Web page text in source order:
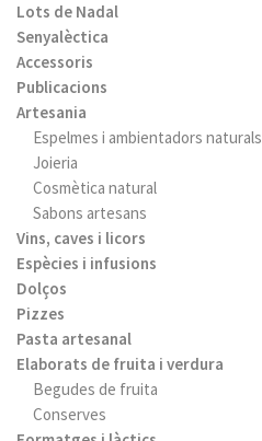
Lots de Nadal
Senyalèctica
Accessoris
Publicacions
Artesania
Espelmes i ambientadors naturals
Joieria
Cosmètica natural
Sabons artesans
Vins, caves i licors
Espècies i infusions
Dolços
Pizzes
Pasta artesanal
Elaborats de fruita i verdura
Begudes de fruita
Conserves